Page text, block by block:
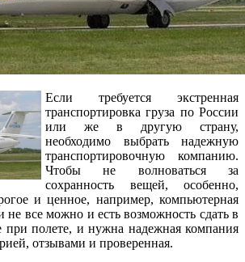
Если требуется экстренная
транспортировка груза по России
или же в другую страну,
необходимо выбрать надежную
транспортировочную компанию.
Чтобы не волноваться за
сохранность вещей, особенно,
и ценное, например, компьютерная
не все можно и есть возможность сдать в
при полете, и нужна надежная компания
отзывами и проверенная.